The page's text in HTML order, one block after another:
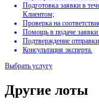
Корректность
Полнота
Контроль
Соответствие
Готовность:
Выбрать услугу
Подготовка заявки
Другие лоты